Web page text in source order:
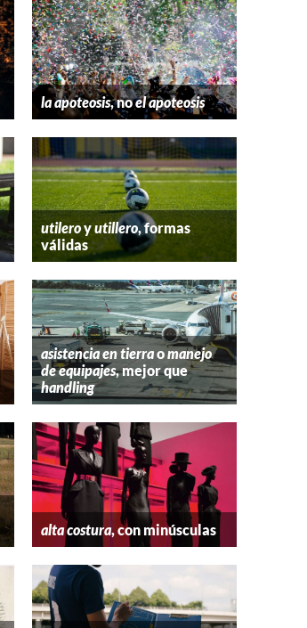
la apoteosis, noel apoteosis
utileroyutillero, formas
válidas
asistencia en tierraomanejo
de equipajes, mejor que
handling
alta costura, con minúsculas